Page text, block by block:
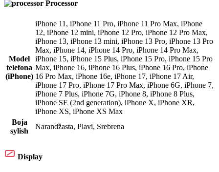
Processor
Model
telefona
(iPhone)
iPhone 11 , iPhone 11 Pro, iPhone 11 Pro Max, iPhone
12, iPhone 12 mini, iPhone 12 Pro, iPhone 12 Pro Max,
iPhone 13, iPhone 13 mini, iPhone 13 Pro, iPhone 13 Pro
Max, iPhone 14, iPhone 14 Pro, iPhone 14 Pro Max,
iPhone 15, iPhone 15 Plus, iPhone 15 Pro, iPhone 15 Pro
Max, iPhone 16, iPhone 16 Plus, iPhone 16 Pro, iPhone
16 Pro Max, iPhone 16e, iPhone 17, iPhone 17 Air,
iPhone 17 Pro, iPhone 17 Pro Max, iPhone 6G, iPhone 7,
iPhone 7 Plus, iPhone 7G, iPhone 8, iPhone 8 Plus,
iPhone SE (2nd generation), iPhone X, iPhone XR,
iPhone XS, iPhone XS Max
Boja
sylish
Narandžasta, Plavi, Srebrena
Display